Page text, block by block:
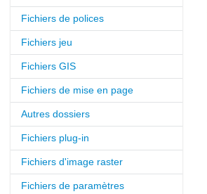
Fichiers de polices
Fichiers jeu
Fichiers GIS
Fichiers de mise en page
Autres dossiers
Fichiers plug-in
Fichiers d'image raster
Fichiers de paramètres